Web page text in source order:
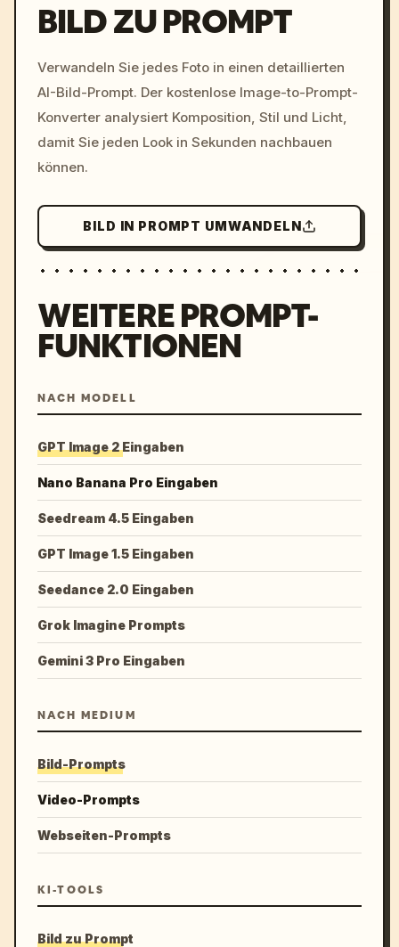
c, cyberpunk sunset, neon
colors, 8k --v 6.0
BILD ZU PROMPT
Verwandeln Sie jedes Foto in einen detaillierten
AI-Bild-Prompt. Der kostenlose Image-to-Prompt-
Konverter analysiert Komposition, Stil und Licht,
damit Sie jeden Look in Sekunden nachbauen
können.
BILD IN PROMPT UMWANDELN
WEITERE PROMPT-
FUNKTIONEN
NACH MODELL
GPT Image 2 Eingaben
Nano Banana Pro Eingaben
Seedream 4.5 Eingaben
GPT Image 1.5 Eingaben
Seedance 2.0 Eingaben
Grok Imagine Prompts
Gemini 3 Pro Eingaben
NACH MEDIUM
Bild-Prompts
Video-Prompts
Webseiten-Prompts
KI-TOOLS
Bild zu Prompt